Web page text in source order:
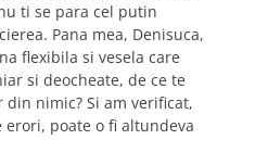
ti se para cel putin
Pana mea, Denisuca,
flexibila si vesela care
si deocheate, de ce te
din nimic? Si am verificat,
erori, poate o fi altundeva